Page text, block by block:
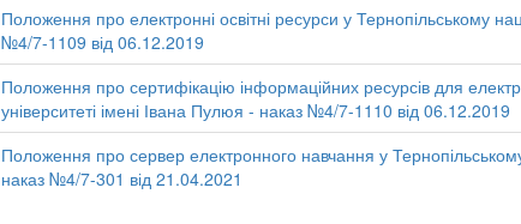
Положення про електронні освітні ресурси у Тернопільському
№4/7-1109 від 06.12.2019
Положення про сертифікацію інформаційних ресурсів для
університеті імені Івана Пулюя - наказ №4/7-1110 від 06.12.2019
Положення про сервер електронного навчання у
наказ №4/7-301 від 21.04.2021